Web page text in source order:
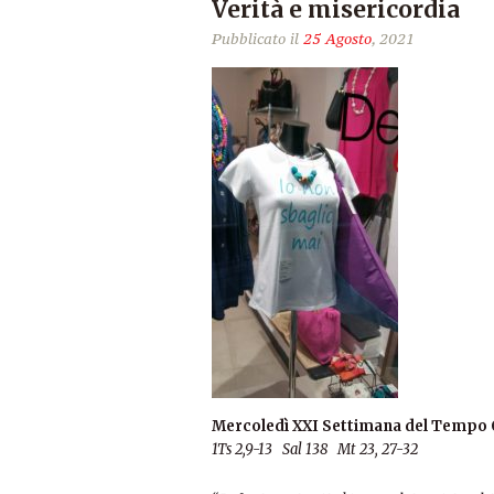
Verità e misericordia
Pubblicato il 25 Agosto, 2021
Mercoledì XXI Settimana del Tempo
1Ts 2,9-13 Sal 138 Mt 23, 27-32